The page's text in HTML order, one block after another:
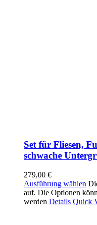
Set für Fliesen,
schwache
279,00 €
Ausführung wählen
auf. Die Optionen
werden Details Quick